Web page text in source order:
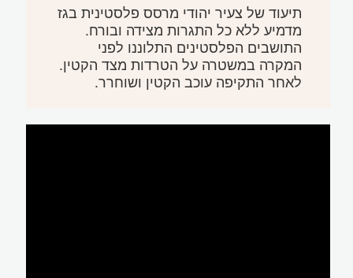
תיעוד של צעיר יהודי מרסס פלסטינית בגז
מדמיע ללא כל התגרות מצידה ובורח.
התושבים הפלסטינים התלוננו לפני
המקרה במשטרה על הטרדות מצד הקטין.
לאחר התקיפה עוכב הקטין ושוחרר.